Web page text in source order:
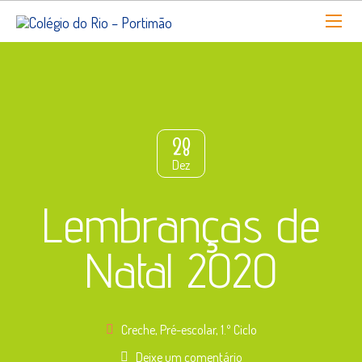
28
Dez
Lembranças de
Natal 2020
Creche, Pré-escolar, 1.º Ciclo
Deixe um comentário